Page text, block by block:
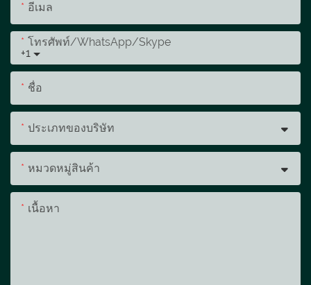
อีเมล
+1
โทรศัพท์/WhatsApp/Skype
ชื่อ
ประเภทของบริษัท
หมวดหมู่สินค้า
เนื้อหา